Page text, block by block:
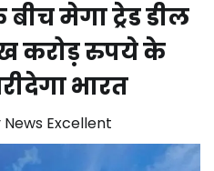
मेगा ट्रेड डील
करोड़ रुपये के
भारत
News Excellent